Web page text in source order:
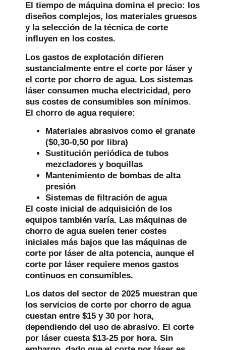
El tiempo de máquina domina el precio: los
diseños complejos, los materiales gruesos
y la selección de la técnica de corte
influyen en los costes.
Los gastos de explotación difieren
sustancialmente entre el corte por láser y
el corte por chorro de agua. Los sistemas
láser consumen mucha electricidad, pero
sus costes de consumibles son mínimos.
El chorro de agua requiere:
Materiales abrasivos como el granate
($0,30-0,50 por libra)
Sustitución periódica de tubos
mezcladores y boquillas
Mantenimiento de bombas de alta
presión
Sistemas de filtración de agua
El coste inicial de adquisición de los
equipos también varía. Las máquinas de
chorro de agua suelen tener costes
iniciales más bajos que las máquinas de
corte por láser de alta potencia, aunque el
corte por láser requiere menos gastos
continuos en consumibles.
Los datos del sector de 2025 muestran que
los servicios de corte por chorro de agua
cuestan entre $15 y 30 por hora,
dependiendo del uso de abrasivo. El corte
por láser cuesta $13-25 por hora. Sin